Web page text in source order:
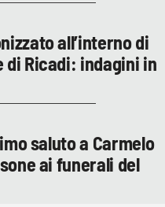
all’interno di
di Ricadi: indagini in
saluto a Carmelo
ai funerali del